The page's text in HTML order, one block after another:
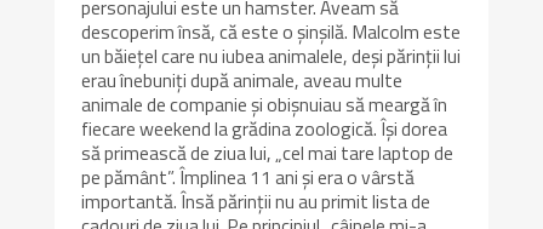
personajului este un hamster. Aveam să
descoperim însă, că este o șinșilă. Malcolm este
un băiețel care nu iubea animalele, deși părinții lui
erau înebuniți după animale, aveau multe
animale de companie și obișnuiau să meargă în
fiecare weekend la grădina zoologică. Își dorea
să primească de ziua lui, „cel mai tare laptop de
pe pământ”. Împlinea 11 ani și era o vârstă
importantă. Însă părinții nu au primit lista de